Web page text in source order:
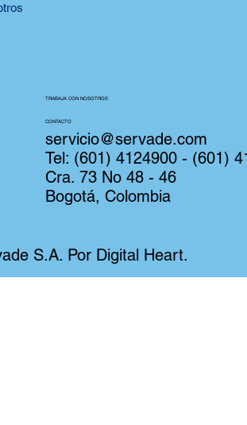
Cra. 73 No 48 - 46
Bogotá, Colombia
Tel: (601) 4124900 - (601)
servicio@servade.com
CONTACTO
TRABAJA CON NOSOTROS
S.A. Por Digital Heart.